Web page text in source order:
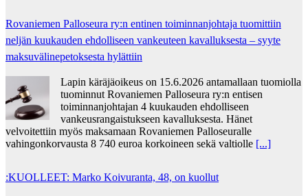
Rovaniemen Palloseura ry:n entinen toiminnanjohtaja tuo­mit­tiin
neljän kuu­kau­den eh­dol­li­seen van­keu­teen ka­val­luk­ses­ta – syyte
mak­su­vä­li­ne­pe­tok­ses­ta hy­lät­tiin
Lapin käräjäoikeus on 15.6.2026 antamallaan tuomiolla
tuominnut Rovaniemen Palloseura ry:n entisen
toiminnanjohtajan 4 kuukauden ehdolliseen
vankeusrangaistukseen kavalluksesta. Hänet
velvoitettiin myös maksamaan Rovaniemen Palloseuralle
vahingonkorvausta 8 740 euroa korkoineen sekä valtiolle [...]
:KUOLLEET: Marko Koivuranta, 48, on kuollut